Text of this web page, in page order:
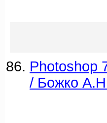
Photoshop
/ Божко